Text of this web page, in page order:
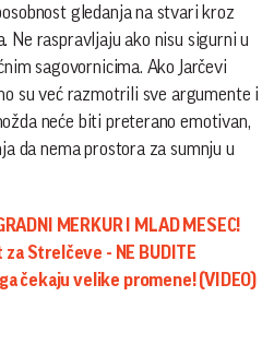
gledanja na stvari kroz
Ne raspravljaju ako nisu sigurni u
sagovornicima. Ako Jarčevi
su već razmotrili sve argumente i
neće biti preterano emotivan,
da nema prostora za sumnju u
MERKUR I MLAD MESEC!
Strelčeve - NE BUDITE
čekaju velike promene! (VIDEO)